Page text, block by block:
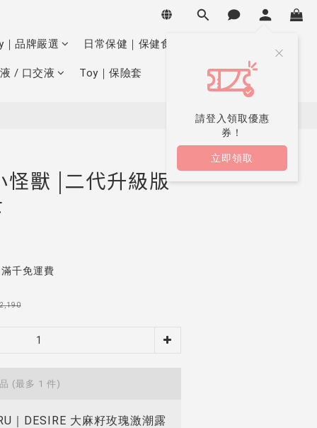
請登入領取優惠
券！
立即領取
｜品牌嚴選 日常保健｜保健食品
/ 口交液 Toy｜保險套
怪獸 |二代升級版
千免運費
(最多 1 件)
｜DESIRE 大麻籽玫瑰激潮露
立即購買